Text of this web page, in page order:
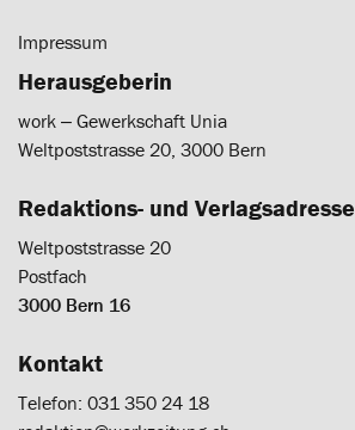
Impressum
Herausgeberin
work ‒ Gewerkschaft Unia
Weltpoststrasse 20, 3000 Bern
Redaktions- und Verlagsadresse
Weltpoststrasse 20
Postfach
3000 Bern 16
Kontakt
Telefon: 031 350 24 18